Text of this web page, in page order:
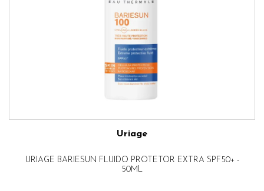
Uriage
URIAGE BARIESUN FLUIDO PROTETOR EXTRA SPF50+ -
50ML